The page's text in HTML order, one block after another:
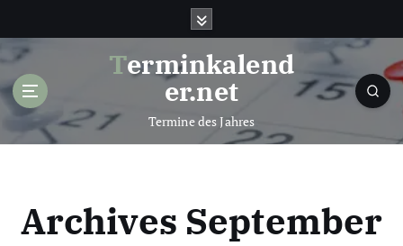
t
Terminkalend
er.net
Termine des Jahres
Archives September